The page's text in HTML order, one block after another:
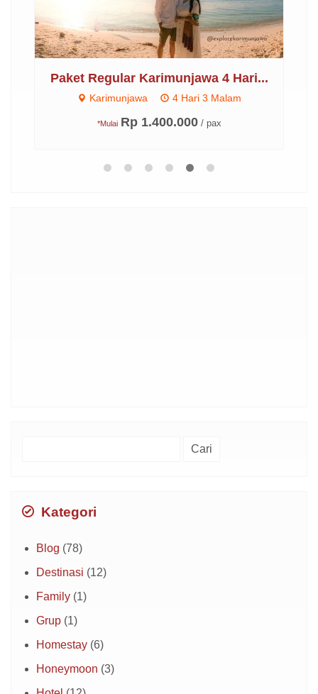
Paket Regular Karimunjawa 4 Hari...
Karimunjawa 4 Hari 3 Malam
*Mulai Rp 1.400.000 / pax
Kategori
Blog (78)
Destinasi (12)
Family (1)
Grup (1)
Homestay (6)
Honeymoon (3)